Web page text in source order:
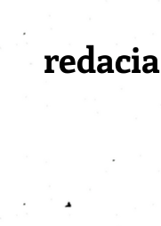
redacia